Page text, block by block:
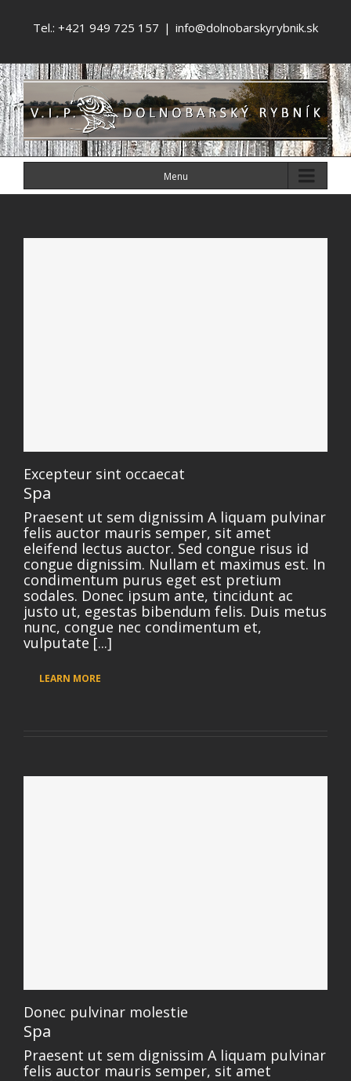
Tel.: +421 949 725 157 | info@dolnobarskyrybnik.sk
Menu
Excepteur sint occaecat
Spa
Praesent ut sem dignissim A liquam pulvinar
felis auctor mauris semper, sit amet
eleifend lectus auctor. Sed congue risus id
congue dignissim. Nullam et maximus est. In
condimentum purus eget est pretium
sodales. Donec ipsum ante, tincidunt ac
justo ut, egestas bibendum felis. Duis metus
nunc, congue nec condimentum et,
vulputate [...]
LEARN MORE
Donec pulvinar molestie
Spa
Praesent ut sem dignissim A liquam pulvinar
felis auctor mauris semper, sit amet